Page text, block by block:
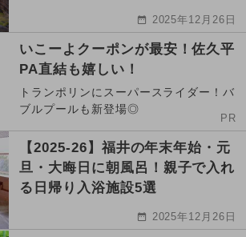
2025年12月26日
いこーよクーポンが最安！佐久平
PA直結も嬉しい！
トランポリンにスーパースライダー！バ
ブルプールも新登場◎
PR
【2025-26】福井の年末年始・元
旦・大晦日に朝風呂！親子で入れ
る日帰り入浴施設5選
2025年12月26日